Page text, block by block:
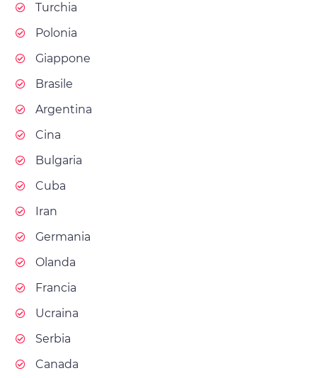
Turchia
Polonia
Giappone
Brasile
Argentina
Cina
Bulgaria
Cuba
Iran
Germania
Olanda
Francia
Ucraina
Serbia
Canada